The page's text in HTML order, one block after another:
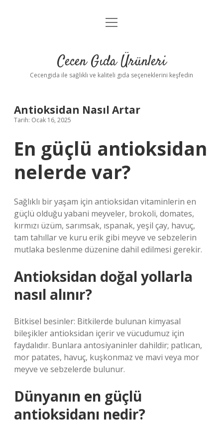
Anasayfa
Yasal Uyarı
menüyü
Cecen Gıda Ürünleri
Cecengida ile sağlıklı ve kaliteli gıda seçeneklerini keşfedin
Antioksidan Nasıl Artar
Tarih: Ocak 16, 2025
En güçlü antioksidan
nelerde var?
Sağlıklı bir yaşam için antioksidan vitaminlerin en
güçlü olduğu yabani meyveler, brokoli, domates,
kırmızı üzüm, sarımsak, ıspanak, yeşil çay, havuç,
tam tahıllar ve kuru erik gibi meyve ve sebzelerin
mutlaka beslenme düzenine dahil edilmesi gerekir.
Antioksidan doğal yollarla
nasıl alınır?
Bitkisel besinler: Bitkilerde bulunan kimyasal
bileşikler antioksidan içerir ve vücudumuz için
faydalıdır. Bunlara antosiyaninler dahildir; patlıcan,
mor patates, havuç, kuşkonmaz ve mavi veya mor
meyve ve sebzelerde bulunur.
Dünyanın en güçlü
antioksidanı nedir?